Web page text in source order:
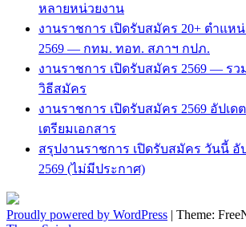
หลายหน่วยงาน
งานราชการ เปิดรับสมัคร 20+ ตำแหน่
2569 — กทม. ทอท. สภาฯ กปภ.
งานราชการ เปิดรับสมัคร 2569 — ร
วิธีสมัคร
งานราชการ เปิดรับสมัคร 2569 อัปเด
เตรียมเอกสาร
สรุปงานราชการ เปิดรับสมัคร วันนี้ อั
2569 (ไม่มีประกาศ)
Proudly powered by WordPress | Theme: